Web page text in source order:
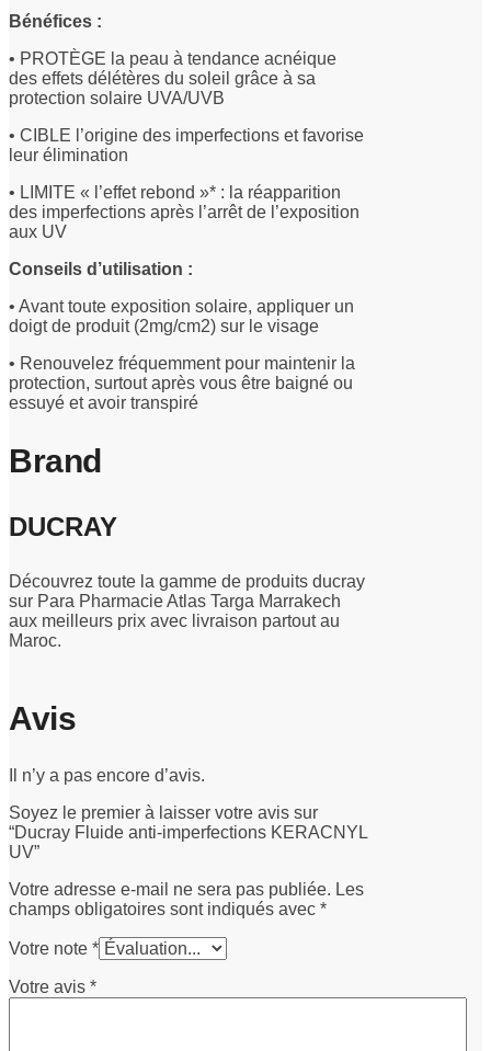
Bénéfices :
• PROTÈGE la peau à tendance acnéique
des effets délétères du soleil grâce à sa
protection solaire UVA/UVB
• CIBLE l’origine des imperfections et favorise
leur élimination
• LIMITE « l’effet rebond »* : la réapparition
des imperfections après l’arrêt de l’exposition
aux UV
Conseils d’utilisation :
• Avant toute exposition solaire, appliquer un
doigt de produit (2mg/cm2) sur le visage
• Renouvelez fréquemment pour maintenir la
protection, surtout après vous être baigné ou
essuyé et avoir transpiré
Brand
DUCRAY
Découvrez toute la gamme de produits ducray
sur Para Pharmacie Atlas Targa Marrakech
aux meilleurs prix avec livraison partout au
Maroc.
Avis
Il n’y a pas encore d’avis.
Soyez le premier à laisser votre avis sur
“Ducray Fluide anti-imperfections KERACNYL
UV”
Votre adresse e-mail ne sera pas publiée. Les
champs obligatoires sont indiqués avec *
Votre note *
Votre avis *